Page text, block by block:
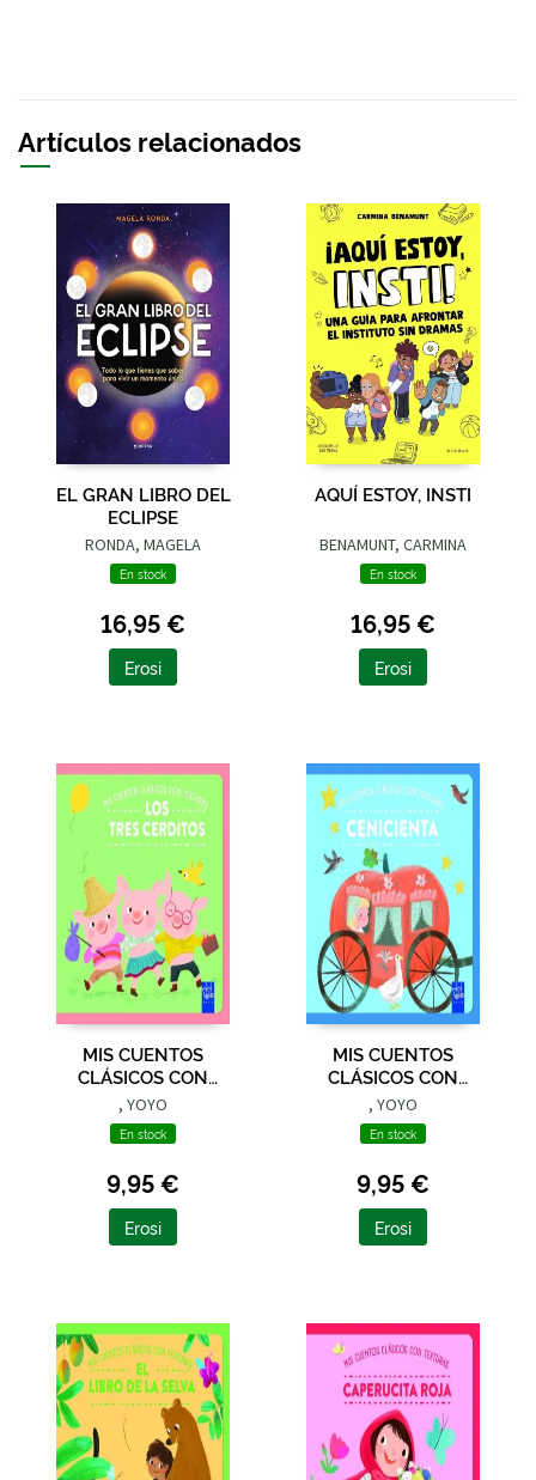
Artículos relacionados
EL GRAN LIBRO DEL
ECLIPSE
RONDA, MAGELA
En stock
16,95 €
Erosi
AQUÍ ESTOY, INSTI
BENAMUNT, CARMINA
En stock
16,95 €
Erosi
MIS CUENTOS
CLÁSICOS CON
TEXTURAS. LOS TRES
CERDITOS
, YOYO
En stock
9,95 €
Erosi
MIS CUENTOS
CLÁSICOS CON
TEXTURAS.
CENICIENTA
, YOYO
En stock
9,95 €
Erosi